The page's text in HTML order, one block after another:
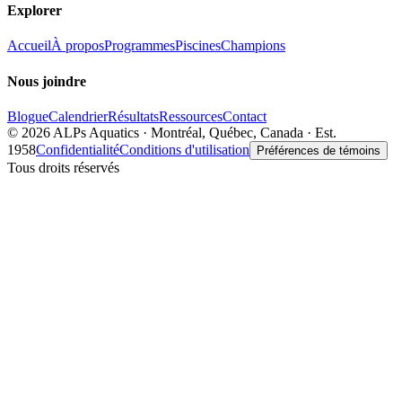
Explorer
AccueilÀ proposProgrammesPiscinesChampions
Nous joindre
BlogueCalendrierRésultatsRessourcesContact
© 2026 ALPs Aquatics · Montréal, Québec, Canada · Est.
1958ConfidentialitéConditions d'utilisation Préférences de témoins
Tous droits réservés